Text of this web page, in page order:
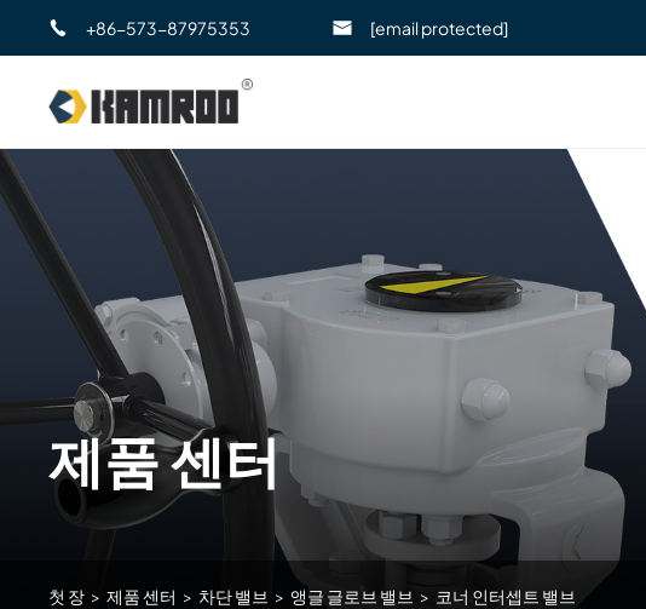
+86-573-87975353 [email protected]
제품 센터
첫 장 > 제품 센터 > 차단 밸브 > 앵글 글로브 밸브 > 코너 인터셉트 밸브